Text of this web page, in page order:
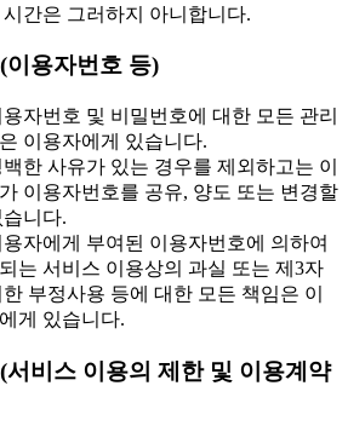
시간은 그러하지 아니합니다.
이용자번호 등)
자번호 및 비밀번호에 대한 모든 관리
이용자에게 있습니다.
한 사유가 있는 경우를 제외하고는 이
이용자번호를 공유, 양도 또는 변경할
니다.
자에게 부여된 이용자번호에 의하여
는 서비스 이용상의 과실 또는 제3자
부정사용 등에 대한 모든 책임은 이
게 있습니다.
서비스 이용의 제한 및 이용계약